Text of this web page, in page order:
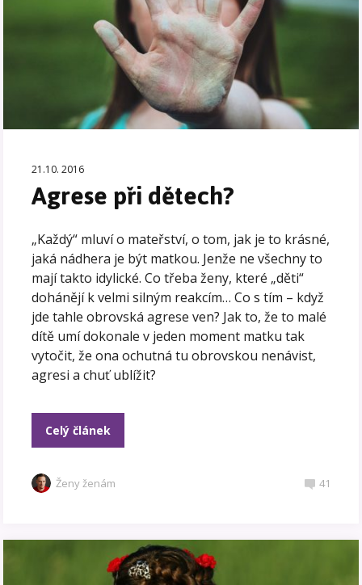
21.10. 2016
Agrese při dětech?
„Každý“ mluví o mateřství, o tom, jak je to krásné,
jaká nádhera je být matkou. Jenže ne všechny to
mají takto idylické. Co třeba ženy, které „děti“
dohánějí k velmi silným reakcím… Co s tím – když
jde tahle obrovská agrese ven? Jak to, že to malé
dítě umí dokonale v jeden moment matku tak
vytočit, že ona ochutná tu obrovskou nenávist,
agresi a chuť ublížit?
Celý článek
Ženy ženám 41